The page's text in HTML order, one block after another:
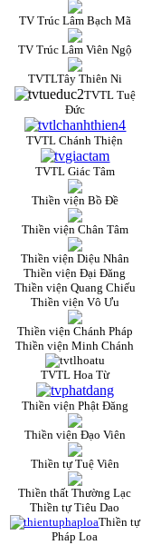
TV Trúc Lâm Bạch Mã
TV Trúc Lâm Viên Ngộ
TVTLTây Thiên Ni
TVTL Tuệ
Đức
TVTL Chánh Thiện
TVTL Giác Tâm
Thiền viện Bồ Đề
Thiền viện Chân Tâm
Thiền viện Diệu Nhân
Thiền viện Đại Đăng
Thiền viện Quang Chiếu
Thiền viện Vô Ưu
Thiền viện Chánh Pháp
Thiền viện Minh Chánh
TVTL Hoa Từ
Thiền viện Phật Đăng
Thiền viện Đạo Viên
Thiền tự Tuệ Viên
Thiền thất Thường Lạc
Thiền tự Tiêu Dao
Thiền tự
Pháp Loa